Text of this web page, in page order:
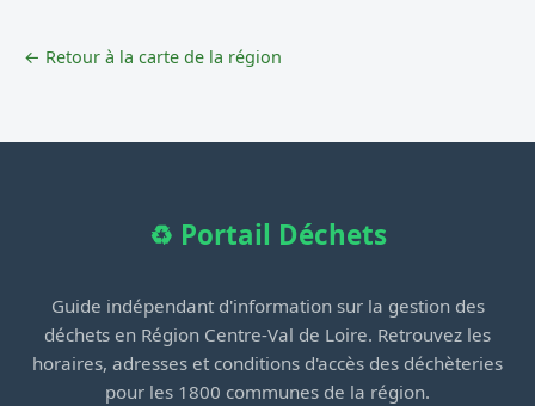
← Retour à la carte de la région
♻️ Portail Déchets
Guide indépendant d'information sur la gestion des
déchets en Région Centre-Val de Loire. Retrouvez les
horaires, adresses et conditions d'accès des déchèteries
pour les 1800 communes de la région.